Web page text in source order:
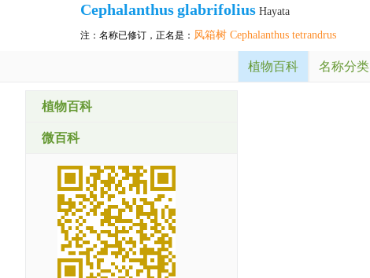
Cephalanthusglabrifolius Hayata
注：名称已修订，正名是： 风箱树 Cephalanthus tetrandrus
植物百科 名称分类
植物百科
微百科